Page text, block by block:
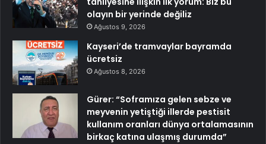
olayın bir yerinde değiliz
Ağustos 9, 2026
Kayseri’de tramvaylar bayramda
ücretsiz
Ağustos 8, 2026
Gürer: “Soframıza gelen sebze ve
meyvenin yetiştiği illerde pestisit
kullanım oranları dünya ortalamasının
birkaç katına ulaşmış durumda”